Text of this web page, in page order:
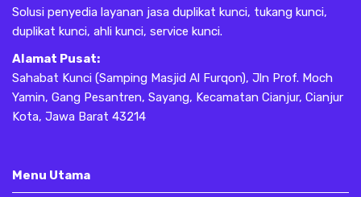
Solusi penyedia layanan jasa duplikat kunci, tukang kunci,
duplikat kunci, ahli kunci, service kunci.
Alamat Pusat:
Sahabat Kunci (Samping Masjid Al Furqon), Jln Prof. Moch
Yamin, Gang Pesantren, Sayang, Kecamatan Cianjur, Cianjur
Kota, Jawa Barat 43214
Menu Utama